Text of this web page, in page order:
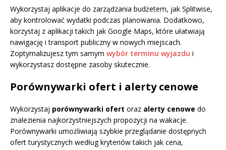
Wykorzystaj aplikacje do zarządzania budżetem, jak Splitwise,
aby kontrolować wydatki podczas planowania. Dodatkowo,
korzystaj z aplikacji takich jak Google Maps, które ułatwiają
nawigację i transport publiczny w nowych miejscach.
Zoptymalizujesz tym samym wybór terminu wyjazdu i
wykorzystasz dostępne zasoby skutecznie.
Porównywarki ofert i alerty cenowe
Wykorzystaj porównywarki ofert oraz alerty cenowe do
znalezienia najkorzystniejszych propozycji na wakacje.
Porównywarki umożliwiają szybkie przeglądanie dostępnych
ofert turystycznych według kryteriów takich jak cena,